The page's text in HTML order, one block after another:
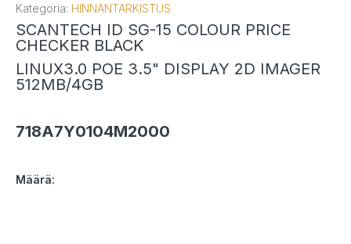
Kategoria: HINNANTARKISTUS
SCANTECH ID SG-15 COLOUR PRICE
CHECKER BLACK
LINUX3.0 POE 3.5" DISPLAY 2D IMAGER
512MB/4GB
718A7Y0104M2000
Määrä: